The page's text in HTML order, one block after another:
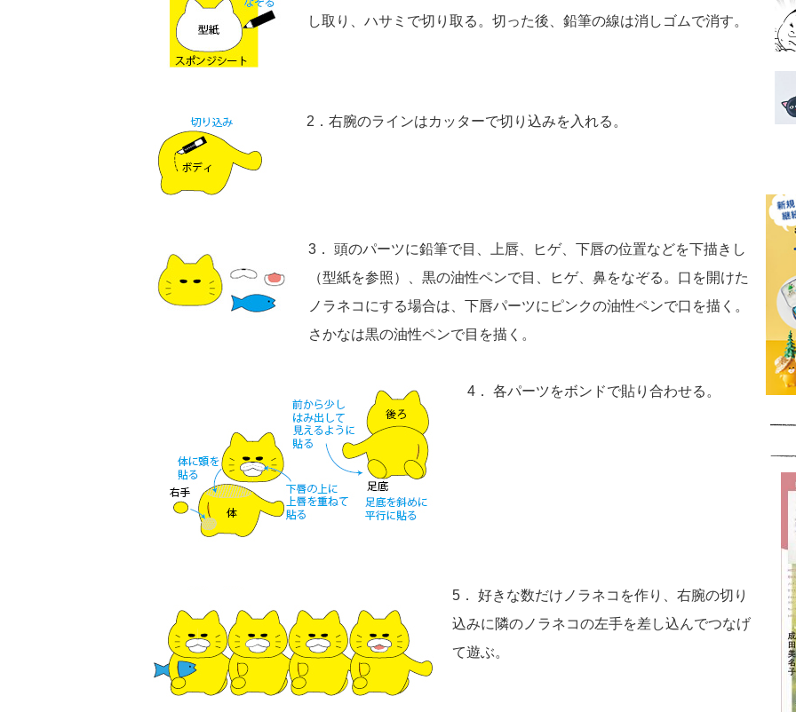
し取り、ハサミで切り取る。切った後、鉛筆の線は消しゴムで消す。
2．右腕のラインはカッターで切り込みを入れる。
3． 頭のパーツに鉛筆で目、上唇、ヒゲ、下唇の位置などを下描きし
（型紙を参照）、黒の油性ペンで目、ヒゲ、鼻をなぞる。口を開けた
ノラネコにする場合は、下唇パーツにピンクの油性ペンで口を描く。
さかなは黒の油性ペンで目を描く。
4． 各パーツをボンドで貼り合わせる。
5． 好きな数だけノラネコを作り、右腕の切り
込みに隣のノラネコの左手を差し込んでつなげ
て遊ぶ。